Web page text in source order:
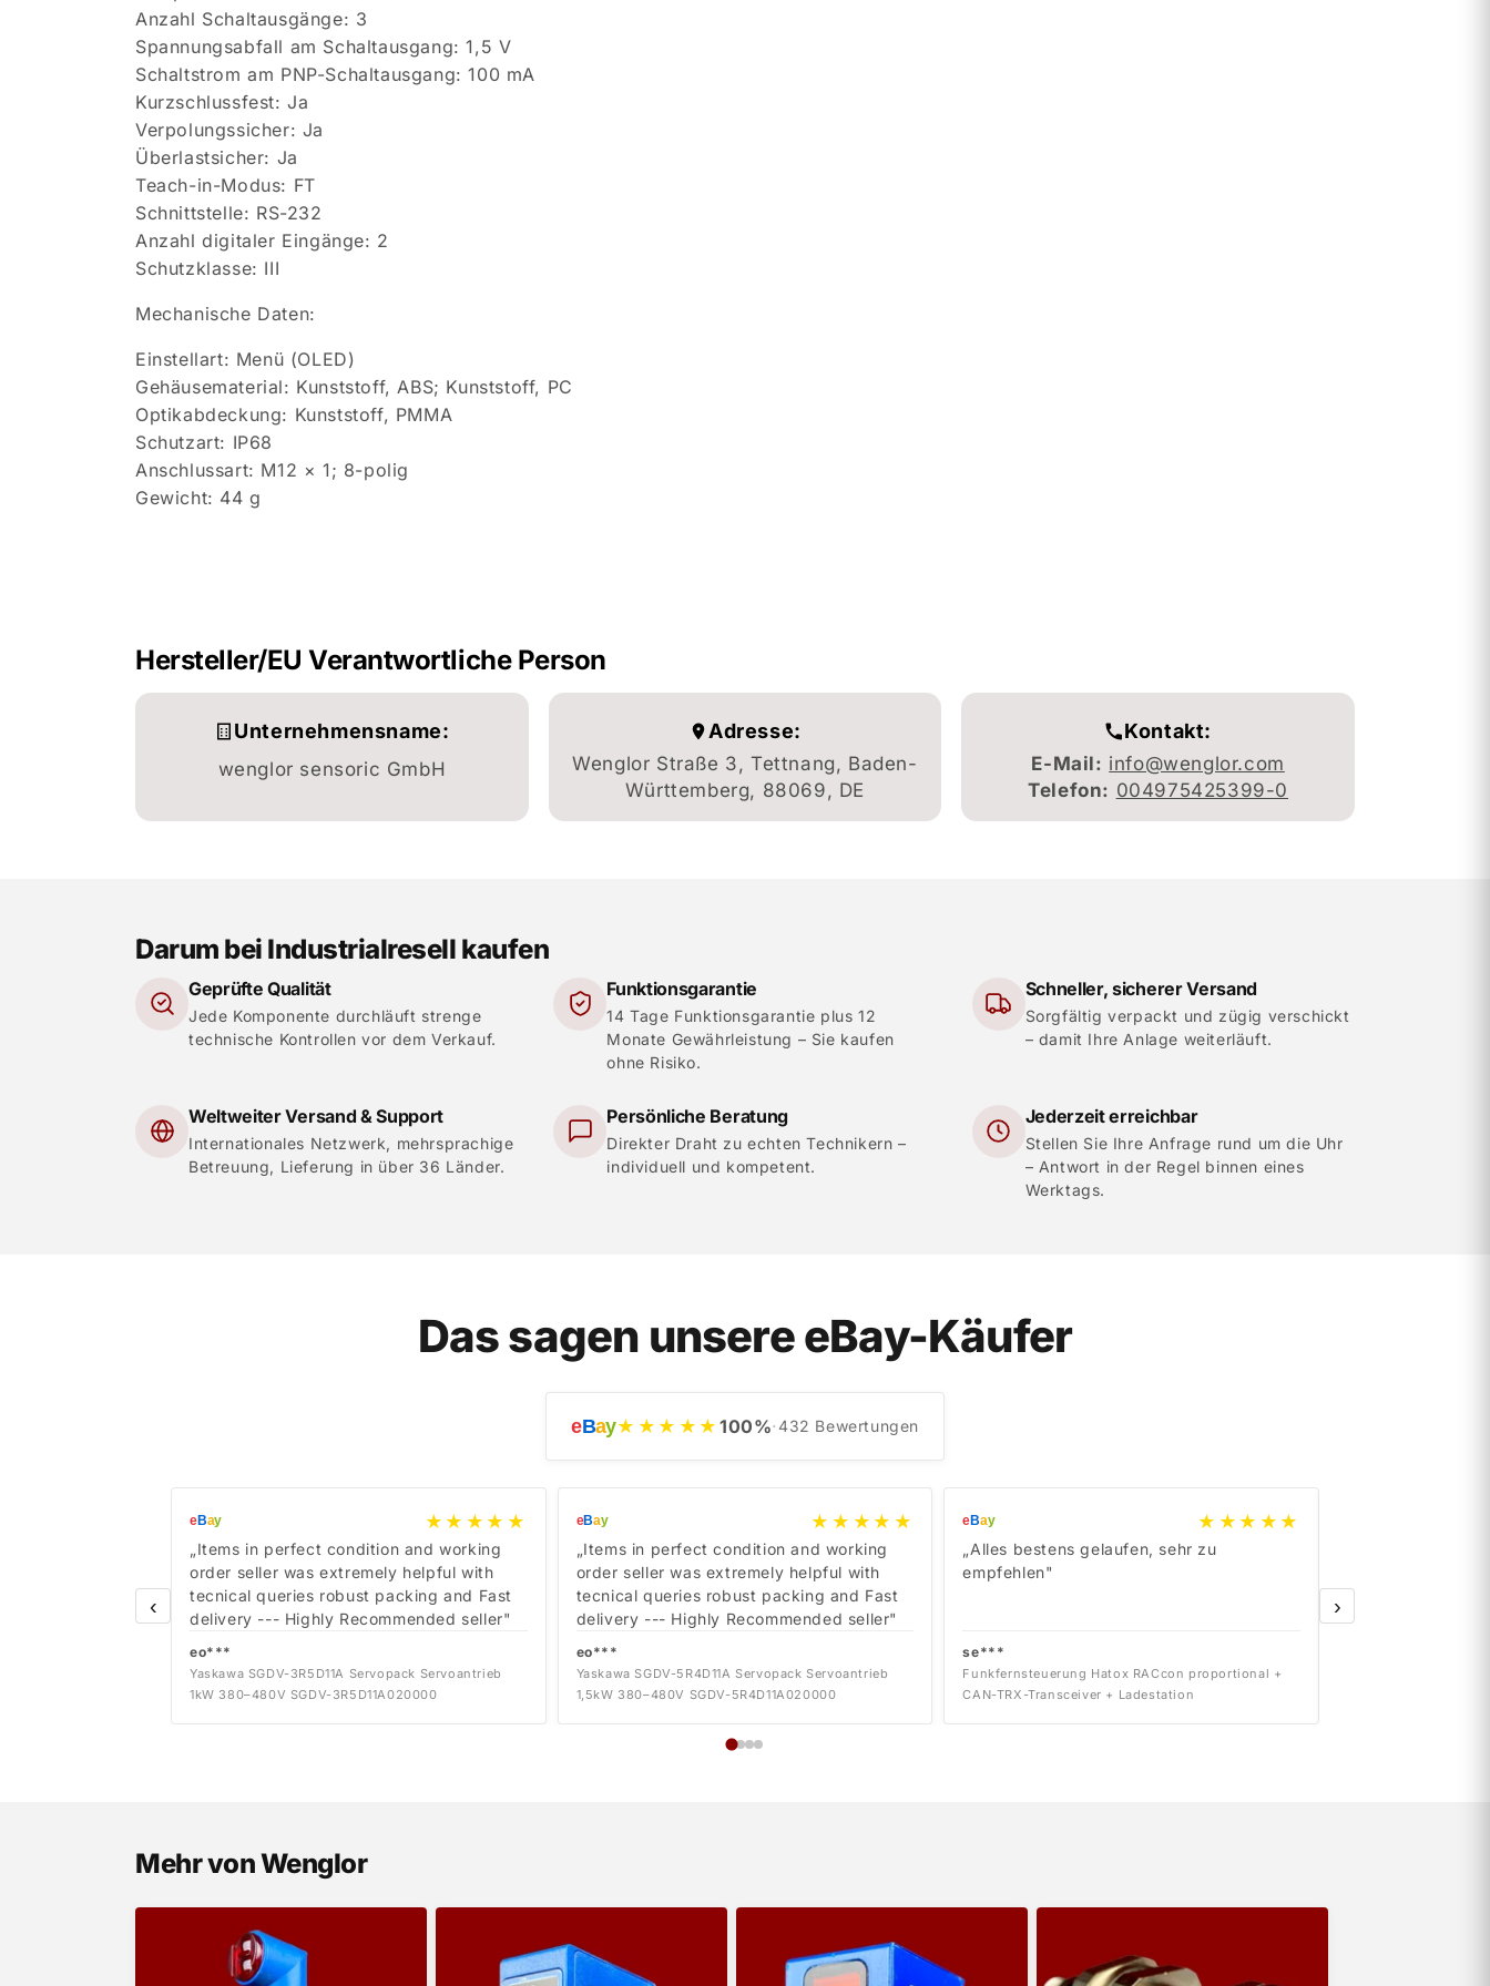
Anzahl Schaltausgänge: 3
Spannungsabfall am Schaltausgang: 1,5 V
Schaltstrom am PNP-Schaltausgang: 100 mA
Kurzschlussfest: Ja
Verpolungssicher: Ja
Überlastsicher: Ja
Teach-in-Modus: FT
Schnittstelle: RS-232
Anzahl digitaler Eingänge: 2
Schutzklasse: III
Mechanische Daten:
Einstellart: Menü (OLED)
Gehäusematerial: Kunststoff, ABS; Kunststoff, PC
Optikabdeckung: Kunststoff, PMMA
Schutzart: IP68
Anschlussart: M12 × 1; 8-polig
Gewicht: 44 g
Hersteller/EU Verantwortliche Person
Unternehmensname:
wenglor sensoric GmbH
Adresse:
Wenglor Straße 3, Tettnang, Baden-
Württemberg, 88069, DE
Kontakt:
E-Mail: info@wenglor.com
Telefon: 004975425399-0
Darum bei Industrialresell kaufen
Geprüfte Qualität
Jede Komponente durchläuft strenge
technische Kontrollen vor dem Verkauf.
Funktionsgarantie
14 Tage Funktionsgarantie plus 12
Monate Gewährleistung – Sie kaufen
ohne Risiko.
Schneller, sicherer Versand
Sorgfältig verpackt und zügig verschickt
– damit Ihre Anlage weiterläuft.
Weltweiter Versand & Support
Internationales Netzwerk, mehrsprachige
Betreuung, Lieferung in über 36 Länder.
Persönliche Beratung
Direkter Draht zu echten Technikern –
individuell und kompetent.
Jederzeit erreichbar
Stellen Sie Ihre Anfrage rund um die Uhr
– Antwort in der Regel binnen eines
Werktags.
Das sagen unsere eBay-Käufer
eBay★★★★★ 100%· 432 Bewertungen
‹
eBay ★★★★★
„Items in perfect condition and working
order seller was extremely helpful with
tecnical queries robust packing and Fast
delivery --- Highly Recommended seller"
eo***
Yaskawa SGDV-3R5D11A Servopack Servoantrieb
1kW 380–480V SGDV-3R5D11A020000
eBay ★★★★★
„Items in perfect condition and working
order seller was extremely helpful with
tecnical queries robust packing and Fast
delivery --- Highly Recommended seller"
eo***
Yaskawa SGDV-5R4D11A Servopack Servoantrieb
1,5kW 380–480V SGDV-5R4D11A020000
eBay ★★★★★
„Alles bestens gelaufen, sehr zu
empfehlen"
se***
Funkfernsteuerung Hatox RACcon proportional +
CAN-TRX-Transceiver + Ladestation
›
Mehr von Wenglor